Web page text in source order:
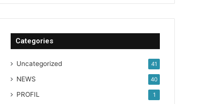
Categories
Uncategorized 41
NEWS 40
PROFIL 1